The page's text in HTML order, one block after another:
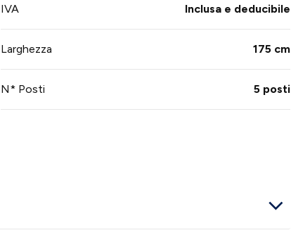
IVA Inclusa e deducibile
Larghezza 175 cm
N* Posti 5 posti